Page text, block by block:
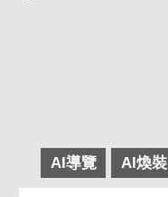
AI導覽 AI煥裝